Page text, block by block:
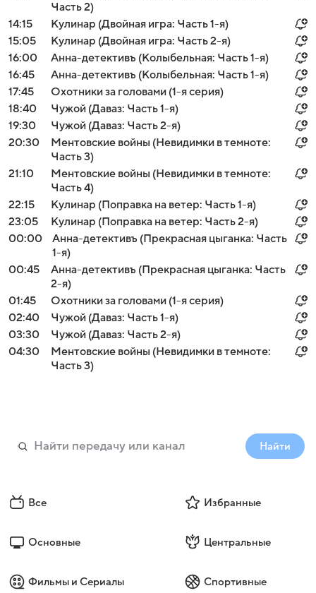
Часть 2)
14:15
Кулинар (Двойная игра: Часть 1-я)
15:05
Кулинар (Двойная игра: Часть 2-я)
16:00
Анна-детективъ (Колыбельная: Часть 1-я)
16:45
Анна-детективъ (Колыбельная: Часть 1-я)
17:45
Охотники за головами (1-я серия)
18:40
Чужой (Даваз: Часть 1-я)
19:30
Чужой (Даваз: Часть 2-я)
20:30
Ментовские войны (Невидимки в темноте:
Часть 3)
21:10
Ментовские войны (Невидимки в темноте:
Часть 4)
22:15
Кулинар (Поправка на ветер: Часть 1-я)
23:05
Кулинар (Поправка на ветер: Часть 2-я)
00:00
Анна-детективъ (Прекрасная цыганка: Часть
1-я)
00:45
Анна-детективъ (Прекрасная цыганка: Часть
2-я)
01:45
Охотники за головами (1-я серия)
02:40
Чужой (Даваз: Часть 1-я)
03:30
Чужой (Даваз: Часть 2-я)
04:30
Ментовские войны (Невидимки в темноте:
Часть 3)
Найти
Все Избранные
Основные Центральные
Фильмы и Сериалы Спортивные